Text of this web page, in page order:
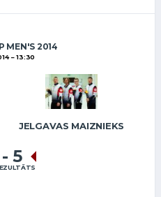
MEN'S 2014
13:30
JELGAVAS MAIZNIEKS
- 5